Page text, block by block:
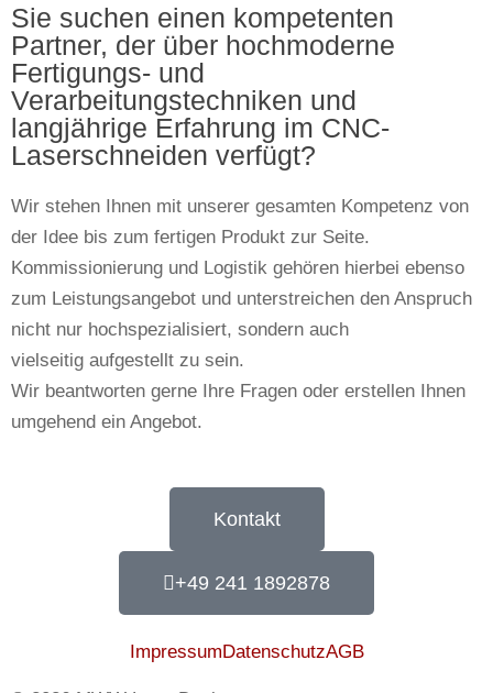
Sie suchen einen kompetenten
Partner, der über hochmoderne
Fertigungs- und
Verarbeitungstechniken und
langjährige Erfahrung im CNC-
Laserschneiden verfügt?
Wir stehen Ihnen mit unserer gesamten Kompetenz von
der Idee bis zum fertigen Produkt zur Seite.
Kommissionierung und Logistik gehören hierbei ebenso
zum Leistungsangebot und unterstreichen den Anspruch
nicht nur hochspezialisiert, sondern auch
vielseitig aufgestellt zu sein.
Wir beantworten gerne Ihre Fragen oder erstellen Ihnen
umgehend ein Angebot.
Kontakt
+49 241 1892878
ImpressumDatenschutzAGB